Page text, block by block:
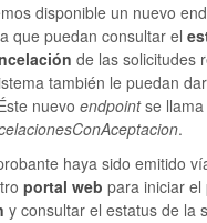
disponible un nuevo
que puedan consultar el
de las solicitudes
también le puedan
nuevo endpointse llama
.
haya sido emitido
portal web para iniciar el
y consultar el estatus de la